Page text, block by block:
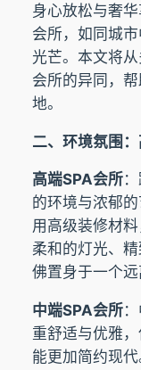
身心放松与奢
会所，如同城
光芒。本文将
会所的异同，
地。
二、环境氛围
高端SPA会所
的环境与浓郁
用高级装修材
柔和的灯光、
佛置身于一个远
中端SPA会所
重舒适与优雅
能更加简约现